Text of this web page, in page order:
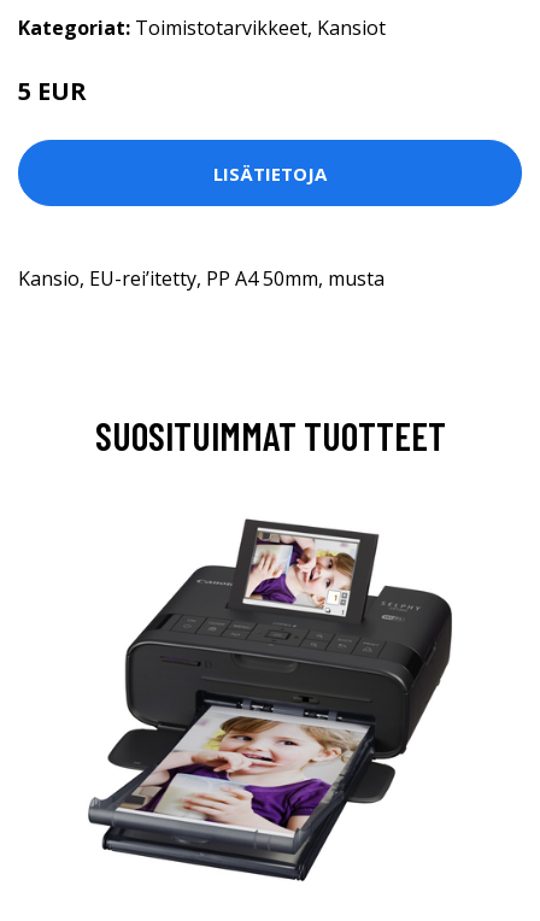
Kategoriat: Toimistotarvikkeet, Kansiot
5 EUR
LISÄTIETOJA
Kansio, EU-rei’itetty, PP A4 50mm, musta
SUOSITUIMMAT TUOTTEET